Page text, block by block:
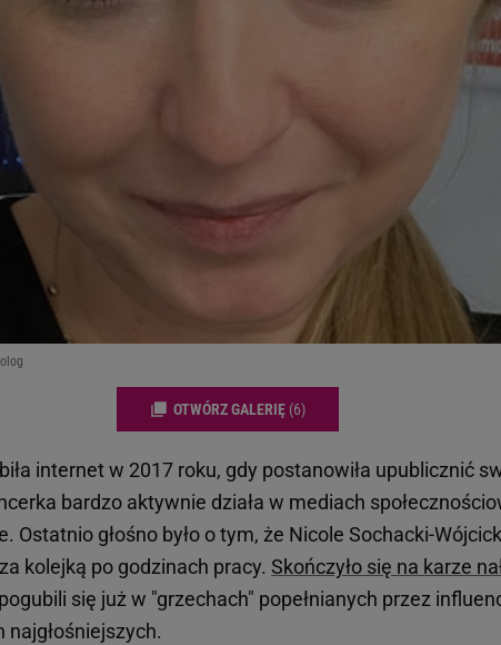
OTWÓRZ GALERIĘ (6)
internet w 2017 roku, gdy postanowiła upublicznić
bardzo aktywnie działa w mediach
Ostatnio głośno było o tym, że Nicole Sochacki-
kolejką po godzinach pracy. Skończyło się na karze
się już w "grzechach" popełnianych przez